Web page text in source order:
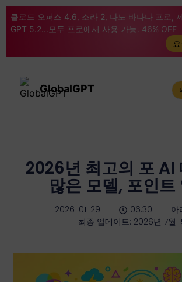
클로드 오퍼스 4.6, 소라 2, 나노 바나나 프로,
GPT 5.2...모두 프로에서 사용 가능. 46% OFF
GlobalGPT
2026년 최고의 포 AI
많은 모델, 포인트
2026-01-29 06:30
아
최종 업데이트: 2026년 7월